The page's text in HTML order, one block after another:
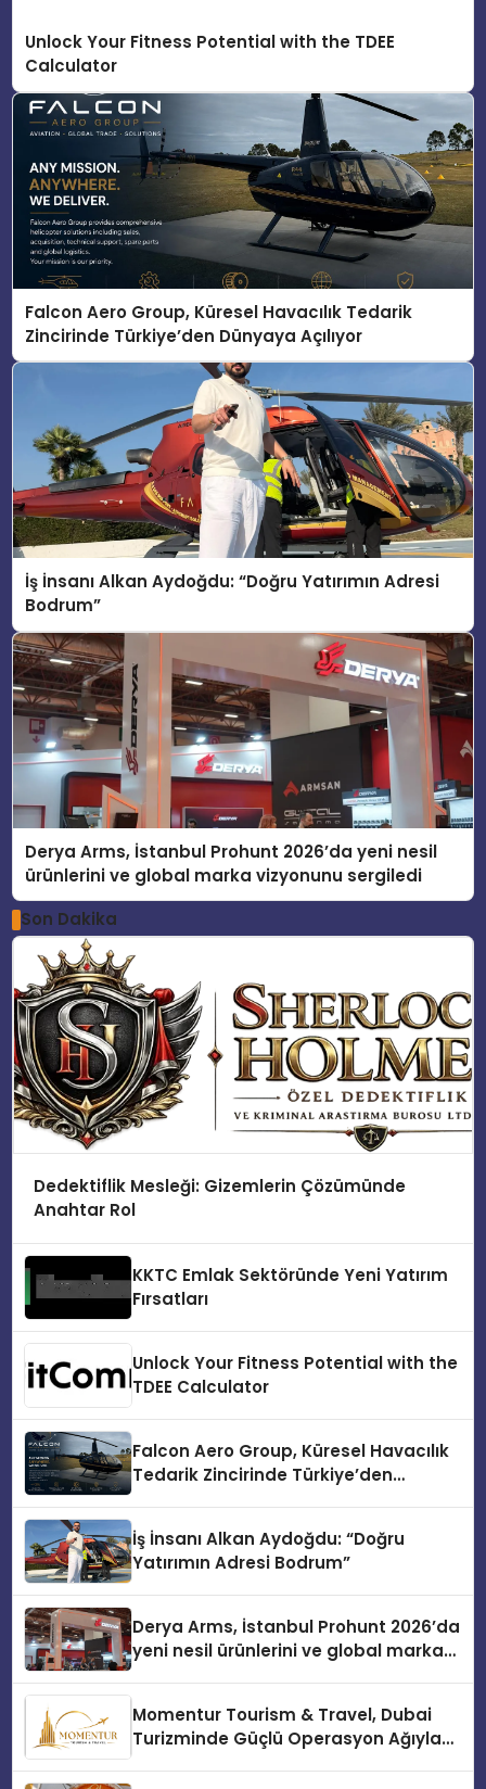
Unlock Your Fitness Potential with the TDEE
Calculator
Falcon Aero Group, Küresel Havacılık Tedarik
Zincirinde Türkiye’den Dünyaya Açılıyor
İş İnsanı Alkan Aydoğdu: “Doğru Yatırımın Adresi
Bodrum”
Derya Arms, İstanbul Prohunt 2026’da yeni nesil
ürünlerini ve global marka vizyonunu sergiledi
Son Dakika
Dedektiflik Mesleği: Gizemlerin Çözümünde
Anahtar Rol
KKTC Emlak Sektöründe Yeni Yatırım
Fırsatları
Unlock Your Fitness Potential with the
TDEE Calculator
Falcon Aero Group, Küresel Havacılık
Tedarik Zincirinde Türkiye’den
İş İnsanı Alkan Aydoğdu: “Doğru
Yatırımın Adresi Bodrum”
Derya Arms, İstanbul Prohunt 2026’da
yeni nesil ürünlerini ve global marka
Momentur Tourism & Travel, Dubai
Turizminde Güçlü Operasyon Ağıyla